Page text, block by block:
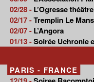
02/28 - L’Ogresse théâtre
02/17 -Tremplin Le
02/07 - L’Angora
01/13 -Soirée Uchronie
PARIS - FRANCE